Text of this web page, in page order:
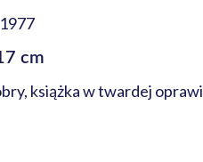
1977
cm
książka w twardej